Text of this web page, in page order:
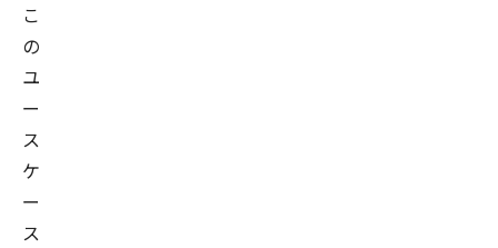
こ
の
ユ
ー
ス
ケ
ー
ス